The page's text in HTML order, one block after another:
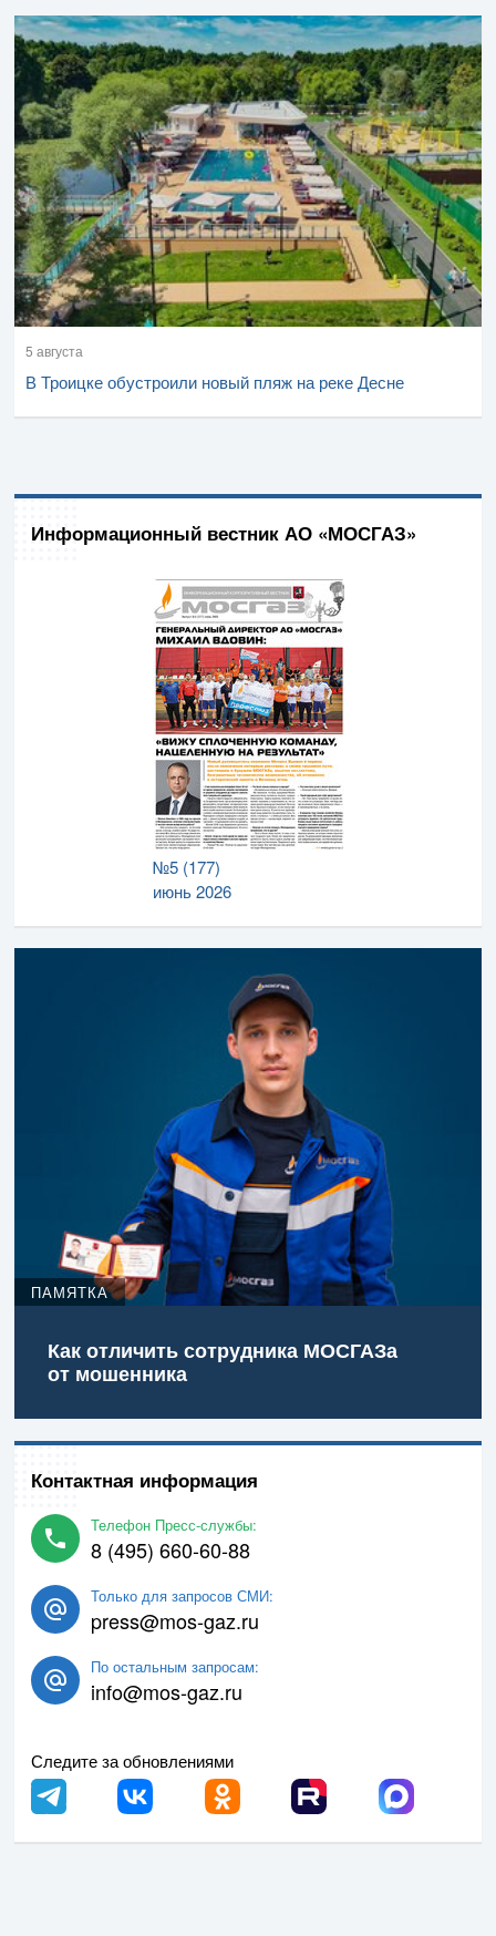
5 августа
В Троицке обустроили новый пляж на реке Десне
Информационный вестник АО «МОСГАЗ»
№5 (177)
июнь 2026
ПАМЯТКА
Как отличить сотрудника МОСГАЗа
от мошенника
Контактная информация
Телефон Пресс-службы:
8 (495) 660-60-88
Только для запросов СМИ:
press@mos-gaz.ru
По остальным запросам:
info@mos-gaz.ru
Следите за обновлениями